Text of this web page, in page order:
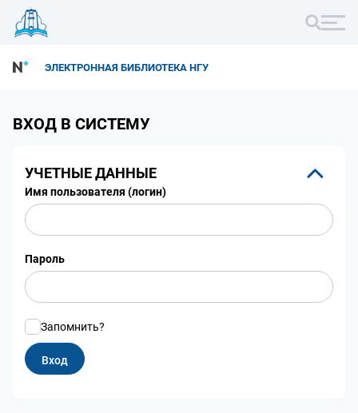
ЭЛЕКТРОННАЯ БИБЛИОТЕКА НГУ
ВХОД В СИСТЕМУ
УЧЕТНЫЕ ДАННЫЕ
Имя пользователя (логин)
Пароль
Запомнить?